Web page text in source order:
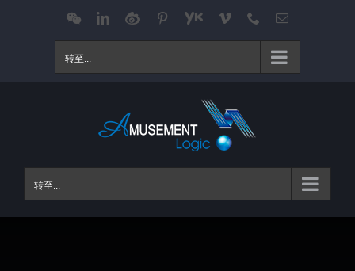
WeChatLinkedIn
Weibo Pinterest
Youku Vimeo Phone电
转至...
转至...